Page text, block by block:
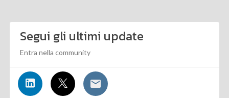
Segui gli ultimi update
Entra nella community